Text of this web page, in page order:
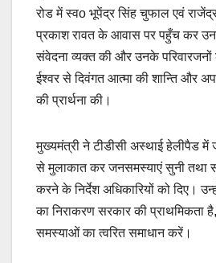
रोड में स्वo भूपेंद्र सिंह चुफाल एवं
प्रकाश रावत के आवास पर पहुँच कर
संवेदना व्यक्त की और उनके परिवारजनों
ईश्वर से दिवंगत आत्मा की शान्ति और
की प्रार्थना की।
मुख्यमंत्री ने टीडीसी अस्थाई हेलीपैड में
से मुलाकात कर जनसमस्याएं सुनी तथा
करने के निर्देश अधिकारियों को दिए।
का निराकरण सरकार की प्राथमिकता
समस्याओं का त्वरित समाधान करें।